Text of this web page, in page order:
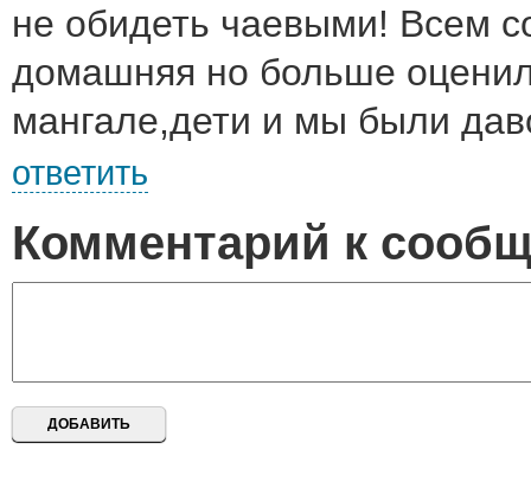
не обидеть чаевыми! Всем
домашняя но больше
мангале,дети и мы были
ответить
Комментарий к